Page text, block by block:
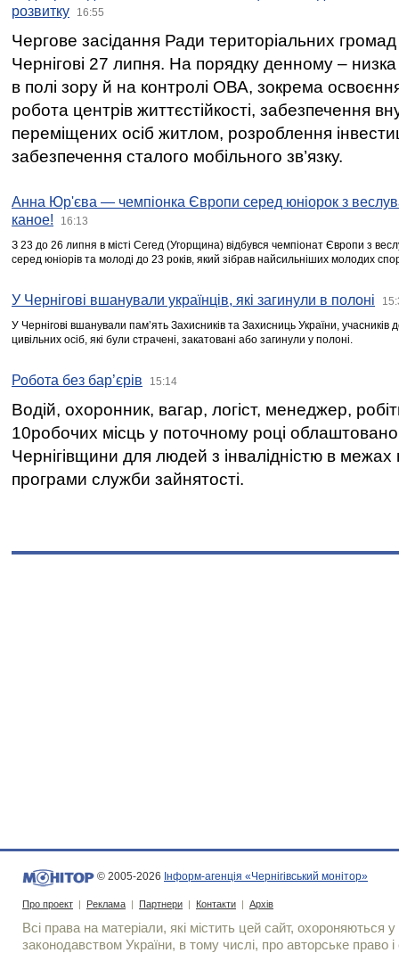
розвитку
16:55
Чергове засідання Ради територіальних громад
Чернігові 27 липня. На порядку денному –
в полі зору й на контролі ОВА, зокрема освоєння
робота центрів життєстійкості, забезпечення
переміщених осіб житлом, розроблення
забезпечення сталого мобільного зв’язку.
Анна Юр'єва — чемпіонка Європи серед юніорок з
каное!
16:13
З 23 до 26 липня в місті Сегед (Угорщина) відбувся чемпіонат Європи з
серед юніорів та молоді до 23 років, який зібрав найсильніших молодих
У Чернігові вшанували українців, які загинули в полоні
У Чернігові вшанували пам’ять Захисників та Захисниць України,
цивільних осіб, які були страчені, закатовані або загинули у полоні.
Робота без бар’єрів 15:14
Водій, охоронник, вагар, логіст, менеджер,
10робочих місць у поточному році
Чернігівщини для людей з інвалідністю в межах
програми служби зайнятості.
© 2005-2026 Інформ-агенція «Чернігівський монітор»
Про проект | Реклама | Партнери | Контакти | Архів
Всі права на матеріали, які містить цей сайт, охороняються у
законодавством України, в тому числі, про авторське право і